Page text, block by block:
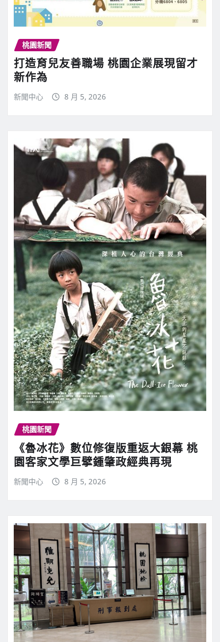
桃園新聞
打造育兒友善職場 桃園企業展現留才
新作為
新聞中心 8 月 5, 2026
桃園新聞
《魯冰花》數位修復版重返大銀幕 桃
園客家文學巨擘鍾肇政經典再現
新聞中心 8 月 5, 2026